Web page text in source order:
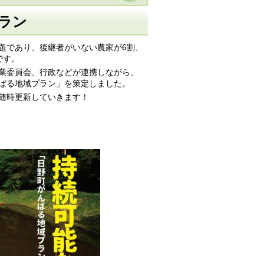
ン
あり、後継者がいない農家が6割、
。
員会、行政などが連携しながら、
地域プラン」を策定しました。
時更新していきます！